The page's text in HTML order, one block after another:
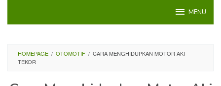
MENU
HOMEPAGE / OTOMOTIF / CARA MENGHIDUPKAN MOTOR AKI
TEKOR